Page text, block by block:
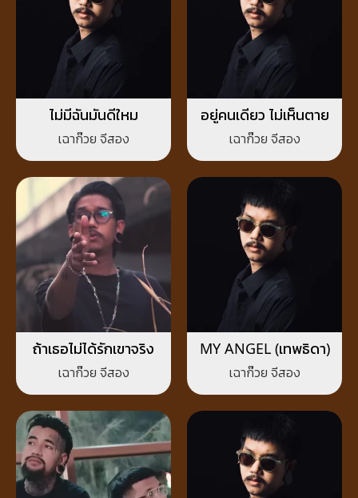
ไม่มีฉันมันดีใหม
เฉาก๊วย จีสอง
อยู่คนเดียว ไม่เห็นตาย
เฉาก๊วย จีสอง
ถ้าเธอไม่ได้รักเขาจริง
เฉาก๊วย จีสอง
MY ANGEL (เทพธิดา)
เฉาก๊วย จีสอง